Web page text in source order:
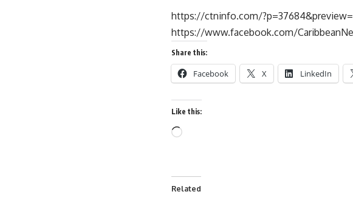
https://ctninfo.com/
https://www.facebook.com/
Share this:
Facebook X LinkedIn
Like this:
Related